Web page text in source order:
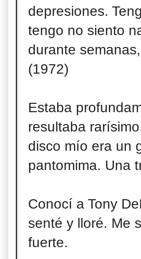
depresiones.
tengo no siento
durante
(1972)
Estaba
resultaba
disco mío era un
pantomima. Una
Conocí a Tony
senté y lloré. Me
fuerte.